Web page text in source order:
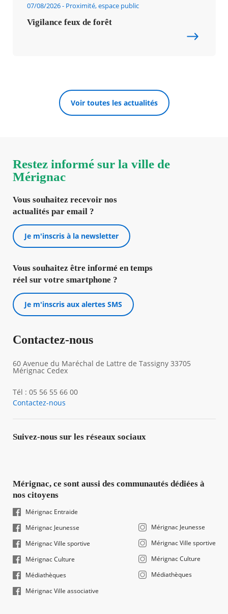
07/08/2026 Proximité, espace public
Vigilance feux de forêt
Voir toutes les actualités
Restez informé sur la ville de
Mérignac
Vous souhaitez recevoir nos
actualités par email ?
Je m'inscris à la newsletter
Vous souhaitez être informé en temps
réel sur votre smartphone ?
Je m'inscris aux alertes SMS
Contactez-nous
60 Avenue du Maréchal de Lattre de Tassigny 33705
Mérignac Cedex
Tél : 05 56 55 66 00
Contactez-nous
Suivez-nous sur les réseaux sociaux
Mérignac, ce sont aussi des communautés dédiées à
nos citoyens
Mérignac Entraide
Mérignac Jeunesse
Mérignac Ville sportive
Mérignac Culture
Médiathèques
Mérignac Ville associative
Mérignac Jeunesse
Mérignac Ville sportive
Mérignac Culture
Médiathèques